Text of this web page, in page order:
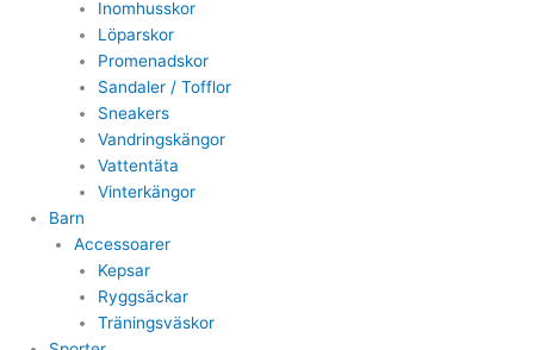
Inomhusskor
Löparskor
Promenadskor
Sandaler / Tofflor
Sneakers
Vandringskängor
Vattentäta
Vinterkängor
Barn
Accessoarer
Kepsar
Ryggsäckar
Träningsväskor